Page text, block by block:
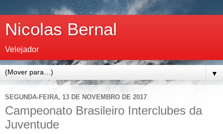
Nicolas Bernal
Velejador
▼
SEGUNDA-FEIRA, 13 DE NOVEMBRO DE 2017
Campeonato Brasileiro Interclubes da
Juventude